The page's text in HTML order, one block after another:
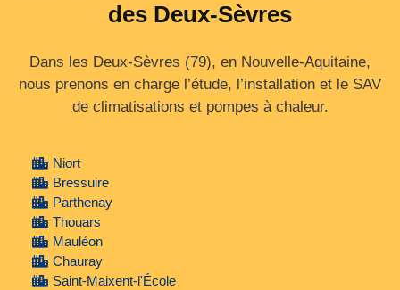
des Deux-Sèvres
Dans les Deux‑Sèvres (79), en Nouvelle‑Aquitaine,
nous prenons en charge l’étude, l’installation et le SAV
de climatisations et pompes à chaleur.
Niort
Bressuire
Parthenay
Thouars
Mauléon
Chauray
Saint-Maixent-l'École